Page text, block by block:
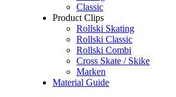
Classic
Product Clips
Rollski Skating
Rollski Classic
Rollski Combi
Cross Skate / Skike
Marken
Material Guide